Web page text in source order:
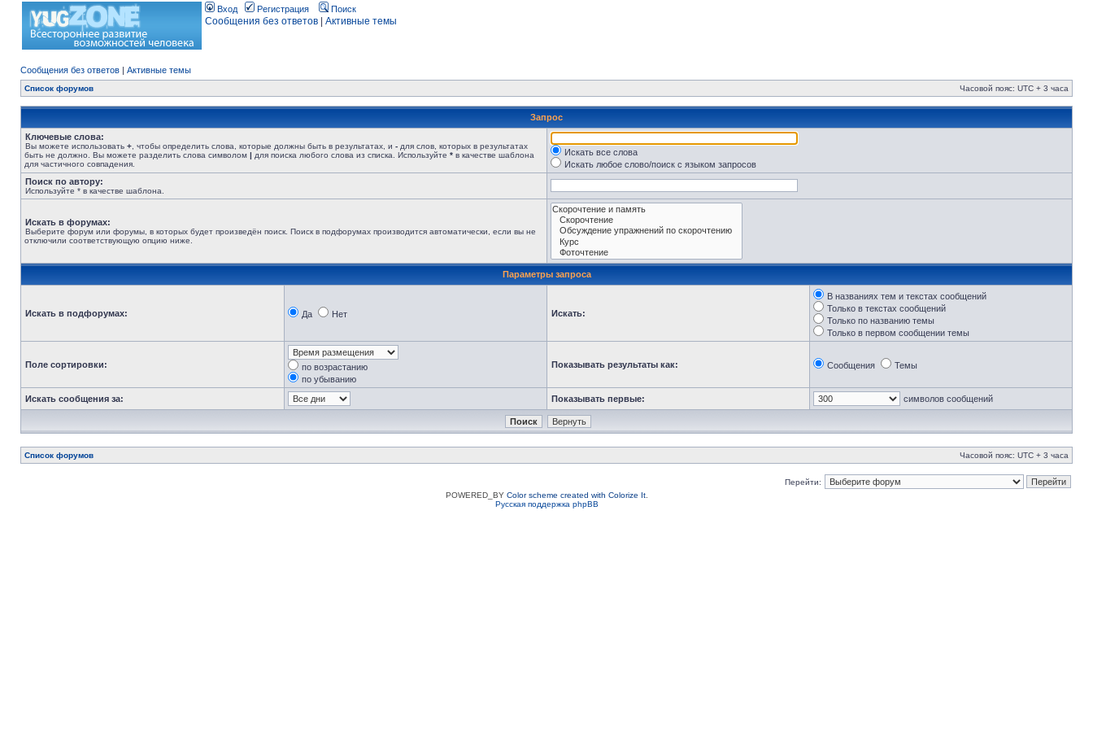
Вход Регистрация Поиск
Сообщения без ответов Активные темы
Сообщения без ответов | Активные темы
Список форумов Часовой пояс: UTC + 3 часа
Запрос
Ключевые слова:
Вы можете использовать + , чтобы определить слова, которые должны быть в результатах, и - для слов, которых в результатах
быть не должно. Вы можете разделить слова символом | для поиска любого слова из списка. Используйте * в качестве шаблона
для частичного совпадения.
Искать все слова
Искать любое слово/поиск с языком запросов
Поиск по автору:
Используйте * в качестве шаблона.
Искать в форумах:
Выберите форум или форумы, в которых будет произведён поиск. Поиск в подфорумах производится автоматически, если вы не
отключили соответствующую опцию ниже.
Параметры запроса
Искать в подфорумах: Да Нет Искать:
В названиях тем и текстах сообщений
Только в текстах сообщений
Только по названию темы
Только в первом сообщении темы
Поле сортировки:
по возрастанию
по убыванию
Показывать результаты как: Сообщения Темы
Искать сообщения за: Показывать первые: символов сообщений
Список форумов Часовой пояс: UTC + 3 часа
Перейти:
POWERED_BY Color scheme created with Colorize It.
Русская поддержка phpBB